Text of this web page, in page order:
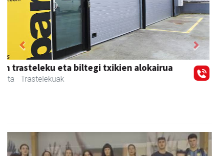
Magale Ikastetxea
Urnieta - Hezkuntza
Previous Next